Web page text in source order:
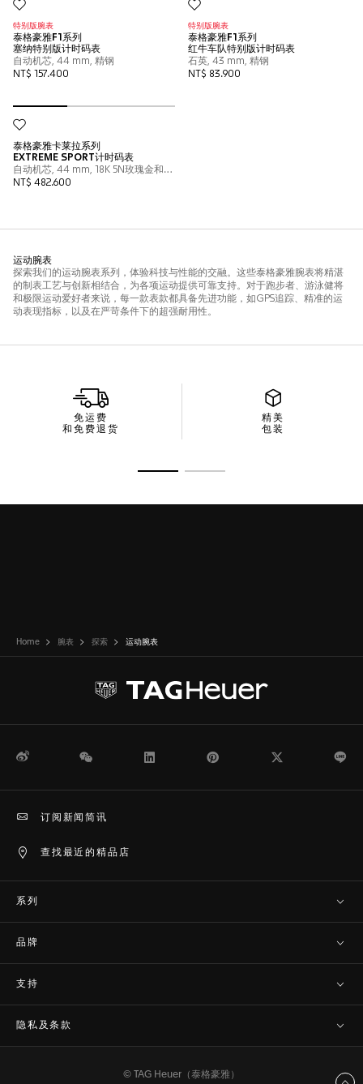
免运费
和免费退货
精美
包装
Home 腕表 探索 运动腕表
微博 WeChat Pinterest
查找最近的精品店
订阅新闻简讯
系列
品牌
支持
隐私及条款
© TAG Heuer（泰格豪雅）